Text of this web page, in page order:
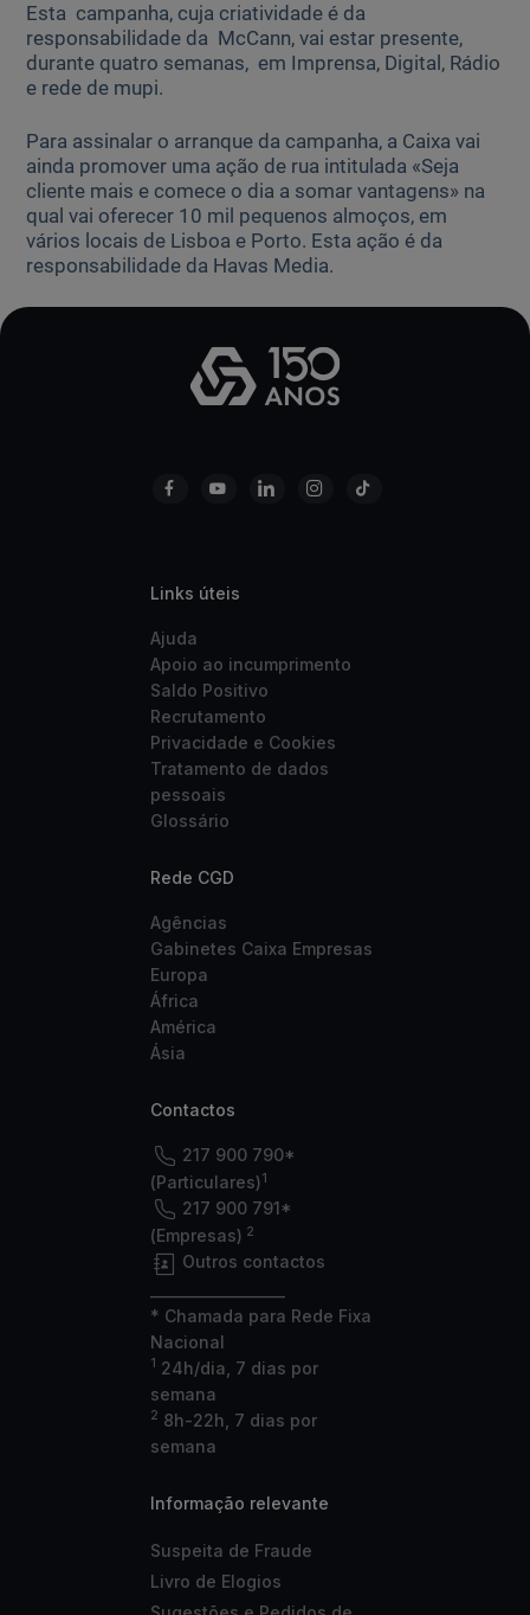
Esta campanha, cuja criatividade é da
responsabilidade da McCann, vai estar presente,
durante quatro semanas, em Imprensa, Digital, Rádio
e rede de mupi.
Para assinalar o arranque da campanha, a Caixa vai
ainda promover uma ação de rua intitulada «Seja
cliente mais e comece o dia a somar vantagens» na
qual vai oferecer 10 mil pequenos almoços, em
vários locais de Lisboa e Porto. Esta ação é da
responsabilidade da Havas Media.
Links úteis
Ajuda
Apoio ao incumprimento
Saldo Positivo
Recrutamento
Privacidade e Cookies
Tratamento de dados
pessoais
Glossário
Rede CGD
Agências
Gabinetes Caixa Empresas
Europa
África
América
Ásia
Contactos
217 900 790*
(Particulares)1
217 900 791*
(Empresas) 2
Outros contactos
* Chamada para Rede Fixa
Nacional
1 24h/dia, 7 dias por
semana
2 8h-22h, 7 dias por
semana
Informação relevante
Suspeita de Fraude
Livro de Elogios